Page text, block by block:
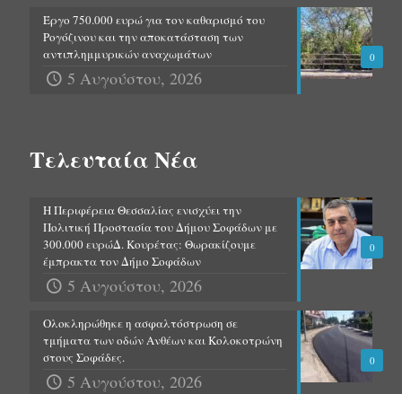
0
Έργο 750.000 ευρώ για τον καθαρισμό του
Ρογόζινου και την αποκατάσταση των
αντιπλημμυρικών αναχωμάτων
5 Αυγούστου, 2026
Τελευταία Νέα
0
Η Περιφέρεια Θεσσαλίας ενισχύει την
Πολιτική Προστασία του Δήμου Σοφάδων με
300.000 ευρώΔ. Κουρέτας: Θωρακίζουμε
έμπρακτα τον Δήμο Σοφάδων
5 Αυγούστου, 2026
0
Ολοκληρώθηκε η ασφαλτόστρωση σε
τμήματα των οδών Ανθέων και Κολοκοτρώνη
στους Σοφάδες.
5 Αυγούστου, 2026